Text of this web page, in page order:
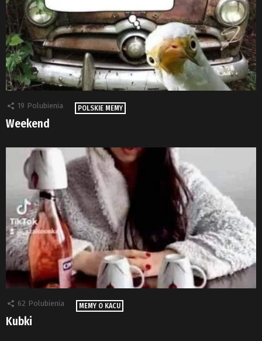
19 Polubienia POLSKIE MEMY
Weekend
62 Polubienia MEMY O KACU
Kubki